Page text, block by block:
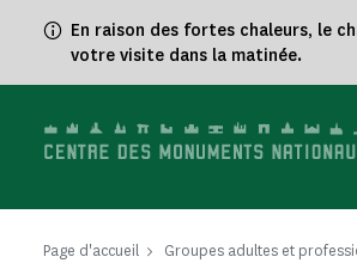
En raison des fortes chaleurs, le
votre visite dans la matinée.
Page d'accueil Groupes adultes et